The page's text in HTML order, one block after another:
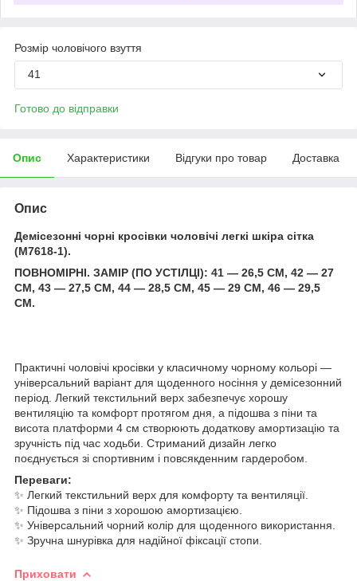
Розмір чоловічого взуття
41
Готово до відправки
Опис Характеристики Відгуки про товар Доставка
Опис
Демісезонні чорні кросівки чоловічі легкі шкіра сітка
(M7618-1).
ПОВНОМІРНІ. ЗАМІР (ПО УСТІЛЦІ): 41 — 26,5 СМ, 42 — 27
СМ, 43 — 27,5 СМ, 44 — 28,5 СМ, 45 — 29 СМ, 46 — 29,5
СМ.
Практичні чоловічі кросівки у класичному чорному кольорі —
універсальний варіант для щоденного носіння у демісезонний
період. Легкий текстильний верх забезпечує хорошу
вентиляцію та комфорт протягом дня, а підошва з піни та
висота платформи 4 см створюють додаткову амортизацію та
зручність під час ходьби. Стриманий дизайн легко
поєднується зі спортивним і повсякденним гардеробом.
Переваги:
✨ Легкий текстильний верх для комфорту та вентиляції.
✨ Підошва з піни з хорошою амортизацією.
✨ Універсальний чорний колір для щоденного використання.
✨ Зручна шнурівка для надійної фіксації стопи.
Приховати